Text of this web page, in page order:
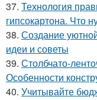
37. Технология
гипсокартона. Что
38. Создание
идеи и советы
39. Столбчато-
Особенности
40. Учитывайте